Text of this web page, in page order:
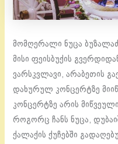
მომღერალი ნუცა
მისი ფეისბუქის
ვარსკვლავი, არაბეთის
დახურულ კონცერტზე
კონცერტზე არის
როგორც ჩანს ნუცა,
ქალაქის ქუჩებში